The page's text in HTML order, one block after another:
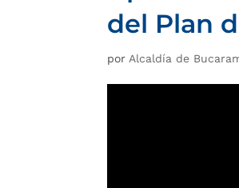
del Plan
por Alcaldía de